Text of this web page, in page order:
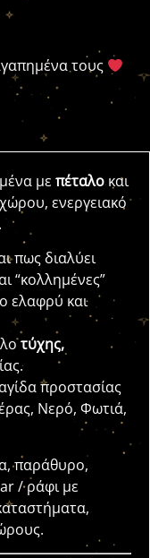
τους
με πέταλοκαι
ενεργειακό
πως διαλύει
“κολλημένες”
ελαφρύ και
τύχης,
προστασίας
Νερό, Φωτιά,
παράθυρο,
/ ράφι με